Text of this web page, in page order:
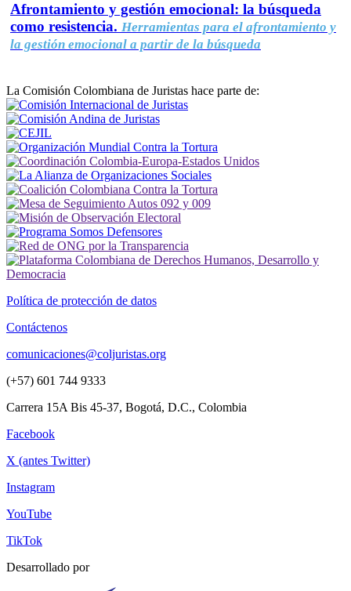
Afrontamiento y gestión emocional: la búsqueda
como resistencia. Herramientas para el afrontamiento y
la gestión emocional a partir de la búsqueda
La Comisión Colombiana de Juristas hace parte de:
Política de protección de datos
Contáctenos
comunicaciones@coljuristas.org
(+57) 601 744 9333
Carrera 15A Bis 45-37, Bogotá, D.C., Colombia
Facebook
X (antes Twitter)
Instagram
YouTube
TikTok
Desarrollado por